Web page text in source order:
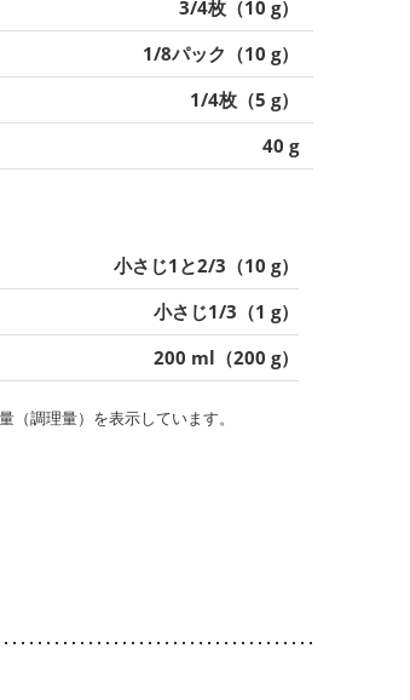
3/4枚（10 g）
1/8パック（10 g）
1/4枚（5 g）
40 g
小さじ1と2/3（10 g）
小さじ1/3（1 g）
200 ml（200 g）
調理量）を表示しています。